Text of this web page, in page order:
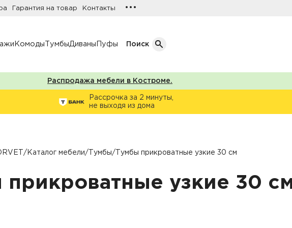
Гарантия на товар Контакты •••
Комоды ТумбыДиваны Пуфы Поиск
Кол-во дверей
Трехдверные шкафы
Распродажа мебели в Костроме.
Рассрочка за 2 минуты,
не выходя из дома
/ Каталог мебели/ Тумбы/ Тумбы прикроватные узкие 30 см
прикроватные узкие 30